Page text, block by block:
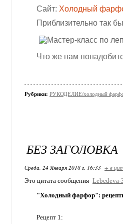
Сайт: Холодный
Приблизительно так
Что же нам
Рубрики: РУКОДЕЛИЕ/холодный
БЕЗ ЗАГОЛОВКА
Среда, 24 Января 2018 г. 16:33 + в
Это цитата сообщения Lebedeva-
"Холодный фарфор":
Рецепт 1: